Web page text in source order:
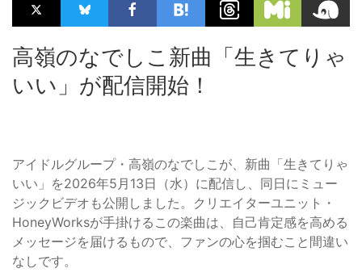
高嶺のなでしこ新曲「生きてりゃ
いい」が配信開始！
アイドルグループ・高嶺のなでしこが、新曲「生きてりゃ
いい」を2026年5月13日（水）に配信し、同日にミュー
ジックビデオも公開しました。クリエイターユニット・
HoneyWorksが手掛けるこの楽曲は、自己肯定感を高める
メッセージを届けるもので、ファンの心を掴むこと間違い
なしです。